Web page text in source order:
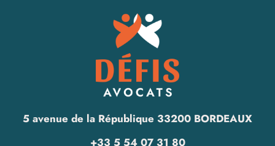
5 avenue de la République 33200 BORDEAUX
+33 5 54 07 31 80